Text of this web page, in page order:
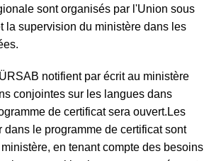
sont organisés par l'Union sous
la supervision du ministère dans les
notifient par écrit au ministère
conjointes sur les langues dans
de certificat sera ouvert.Les
dans le programme de certificat sont
en tenant compte des besoins